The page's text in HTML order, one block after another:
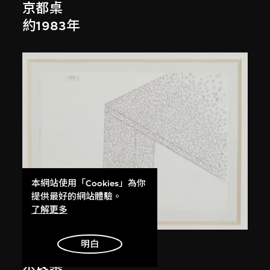
京都桌
約1983年
倉俁史朗
奈良桌
本網站使用「Cookies」為你
提供最好的網站體驗。
了解更多
明白